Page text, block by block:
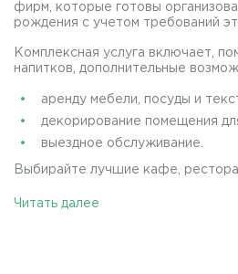
фирм, которые готовы
рождения с учетом требований
Комплексная услуга включает,
напитков, дополнительные
аренду мебели, посуды и
декорирование помещения
выездное обслуживание.
Выбирайте лучшие кафе,
Читать далее